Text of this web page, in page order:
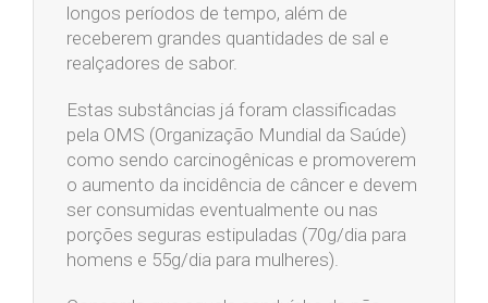
longos períodos de tempo, além de
receberem grandes quantidades de sal e
realçadores de sabor.
Estas substâncias já foram classificadas
pela OMS (Organização Mundial da Saúde)
como sendo carcinogênicas e promoverem
o aumento da incidência de câncer e devem
ser consumidas eventualmente ou nas
porções seguras estipuladas (70g/dia para
homens e 55g/dia para mulheres).